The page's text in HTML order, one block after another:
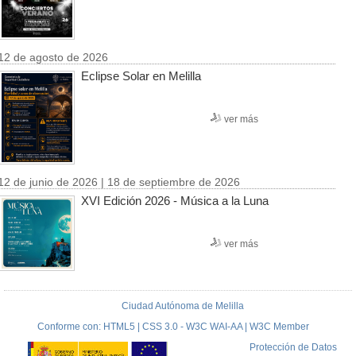
de agosto de 2026
Eclipse Solar en Melilla
ver más
de junio de 2026 | 18 de septiembre de 2026
XVI Edición 2026 - Música a la Luna
ver más
Ciudad Autónoma de Melilla
Conforme con: HTML5 | CSS 3.0 - W3C WAI-AA | W3C Member
Protección de Datos